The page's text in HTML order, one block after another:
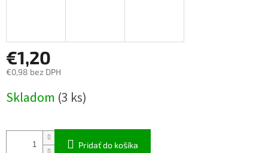
€1,20
€0,98 bez DPH
cena:
Skladom (3 ks)
Pridať do košíka